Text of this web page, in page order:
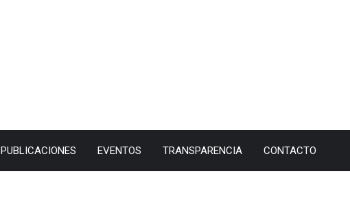
PUBLICACIONES EVENTOS TRANSPARENCIA CONTACTO